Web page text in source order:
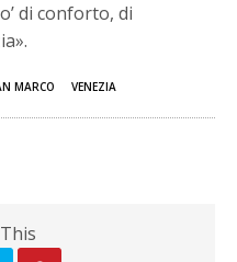
di conforto, di
MARCO VENEZIA